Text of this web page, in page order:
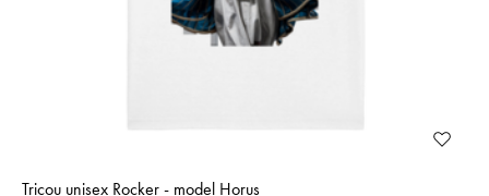
Tricou unisex Rocker - model Horus